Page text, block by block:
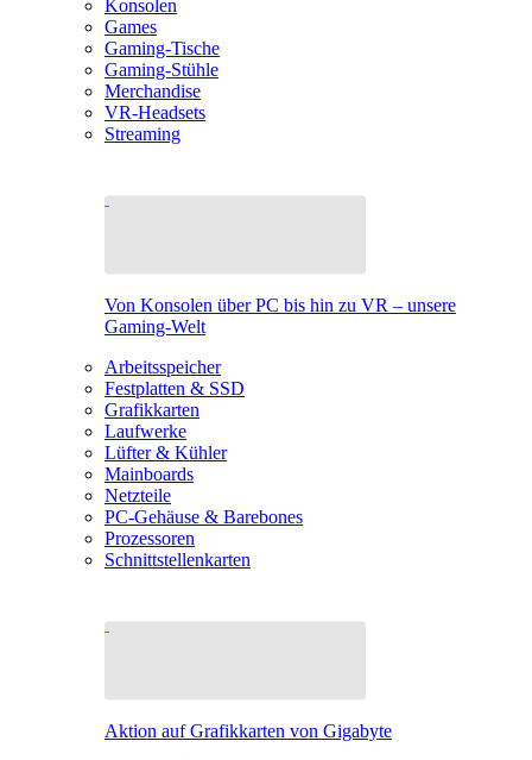
Konsolen
Games
Gaming-Tische
Gaming-Stühle
Merchandise
VR-Headsets
Streaming
Von Konsolen über PC bis hin zu VR – unsere
Gaming-Welt
Arbeitsspeicher
Festplatten & SSD
Grafikkarten
Laufwerke
Lüfter & Kühler
Mainboards
Netzteile
PC-Gehäuse & Barebones
Prozessoren
Schnittstellenkarten
Aktion auf Grafikkarten von Gigabyte